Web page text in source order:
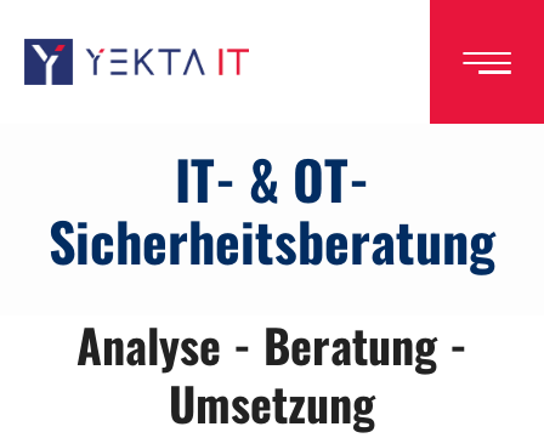
IT- & OT-
Sicherheitsberatung
Analyse - Beratung -
Umsetzung